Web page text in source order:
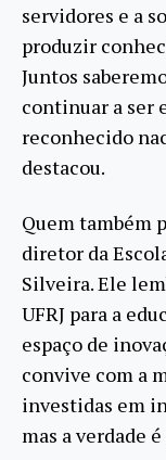
servidores e a
produzir
Juntos
continuar a ser
reconhecido
destacou.
Quem também
diretor da
Silveira. Ele
UFRJ para a
espaço de
convive com a
investidas em
mas a verdade